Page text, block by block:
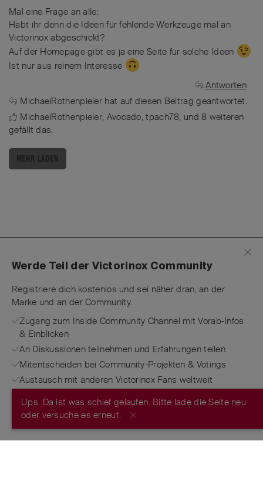
Mal eine Frage an alle:
Habt ihr denn die Ideen für fehlende Werkzeuge mal an
Victorinox abgeschickt?
Auf der Homepage gibt es ja eine Seite für solche Ideen
Ist nur aus reinem Interesse
Antworten
MichaelRothenpieler hat auf diesen Beitrag geantwortet.
MichaelRothenpieler, Avocado,tpach78, und8 weiteren
gefällt das.
MEHR LADEN
Ups. Da ist was schief gelaufen. Bitte lade die Seite neu
oder versuche es erneut.
Werde Teil der Victorinox Community
Registriere dich kostenlos und sei näher dran, an der
Marke und an der Community.
Zugang zum Inside Community Channel mit Vorab-Infos
& Einblicken
An Diskussionen teilnehmen und Erfahrungen teilen
Mitentscheiden bei Community-Projekten & Votings
Austausch mit anderen Victorinox Fans weltweit
JETZT REGISTRIEREN